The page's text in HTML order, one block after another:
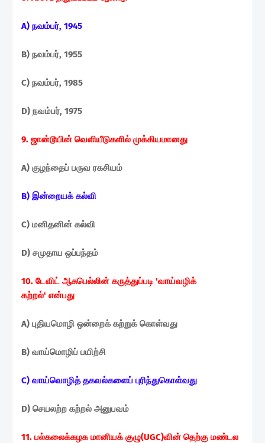
A) நவம்பர், 1945
B) நவம்பர், 1955
C) நவம்பர், 1985
D) நவம்பர், 1975
9. ஜான்டூயின் வெளியீடுகளில் முக்கியமானது
A) குழந்தைப் பருவ ரகசியம்
B) இன்றையக் கல்வி
C) மனிதனின் கல்வி
D) சமுதாய ஒப்பந்தம்
10. டேவிட் ஆசுபெல்லின் கருத்துப்படி 'வாய்வழிக்
கற்றல்' என்பது
A) புதியமொழி ஒன்றைக் கற்றுக் கொள்வது
B) வாய்மொழிப் பயிற்சி
C) வாய்வொழித் தகவல்களைப் புரிந்துகொள்வது
D) செயலற்ற கற்றல் அனுபவம்
11. பல்கலைக்கழக மானியக் குழு(UGC)வின் தெற்கு மண்டல